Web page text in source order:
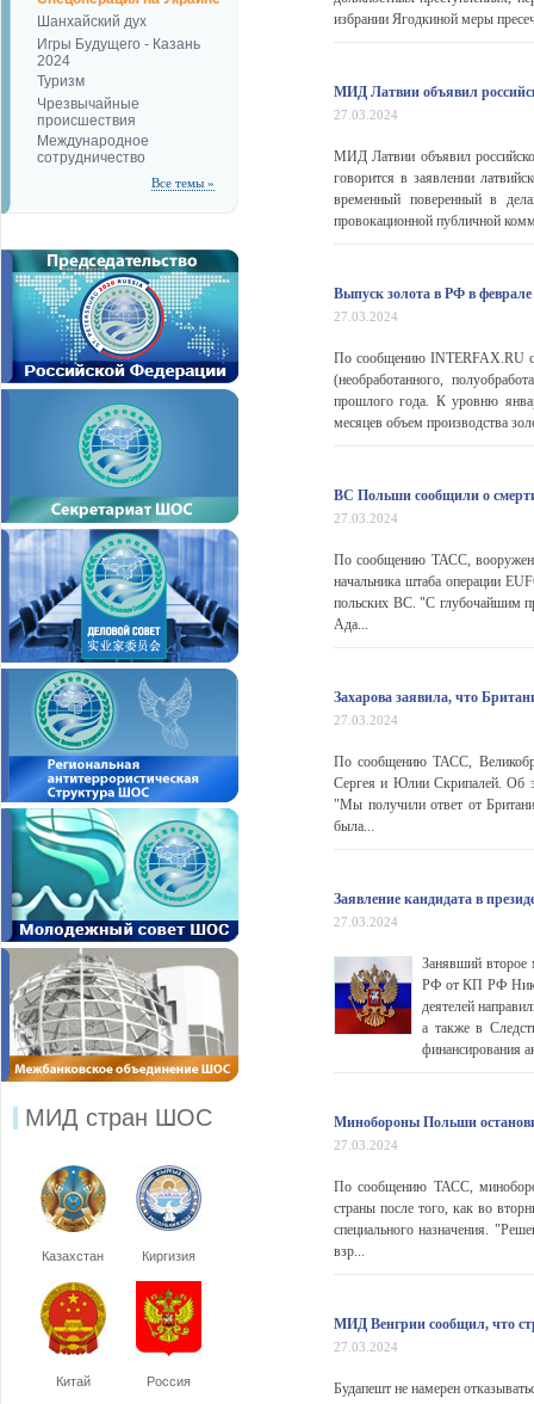
Шанхайский дух
Игры Будущего - Казань
2024
Туризм
Чрезвычайные
происшествия
Международное
сотрудничество
Все темы »
МИД стран ШОС
Казахстан Киргизия
Китай Россия
избрании Ягодкиной меры
МИД Латвии объявил
27.03.2024
МИД Латвии объявил
говорится в заявлении
временный поверенный в
провокационной публичной
Выпуск золота в РФ в
27.03.2024
По сообщению INTERFAX.RU со
(необработанного,
прошлого года. К уровню
месяцев объем производства
ВС Польши сообщили о
27.03.2024
По сообщению ТАСС,
начальника штаба операции
польских ВС. "С глубочайшим
Ада...
Захарова заявила, что
27.03.2024
По сообщению ТАСС,
Сергея и Юлии Скрипалей. Об
"Мы получили ответ от
была...
Заявление кандидата в
27.03.2024
Занявший второе
РФ от КП РФ
деятелей
а также в
финансирования
Минобороны Польши
27.03.2024
По сообщению ТАСС,
страны после того, как во
специального назначения.
взр...
МИД Венгрии сообщил, что
27.03.2024
Будапешт не намерен